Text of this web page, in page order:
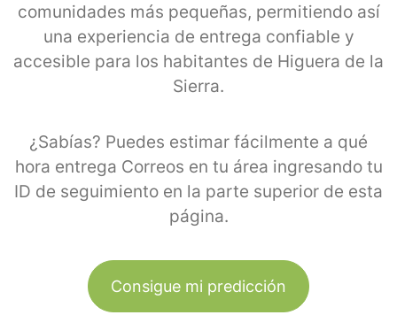
comunidades más pequeñas, permitiendo así
una experiencia de entrega confiable y
accesible para los habitantes de Higuera de la
Sierra.
¿Sabías? Puedes estimar fácilmente a qué
hora entrega Correos en tu área ingresando tu
ID de seguimiento en la parte superior de esta
página.
Consigue mi predicción